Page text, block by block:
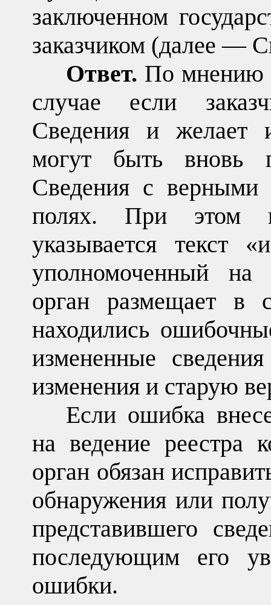
заключенном
заказчиком (далее —
Ответ. По мнению
случае если
Сведения и желает
могут быть вновь
Сведения с верными
полях. При этом
указывается текст
уполномоченный на
орган размещает в
находились
измененные
изменения и старую
Если ошибка
на ведение реестра
орган обязан
обнаружения или
представившего
последующим его
ошибки.